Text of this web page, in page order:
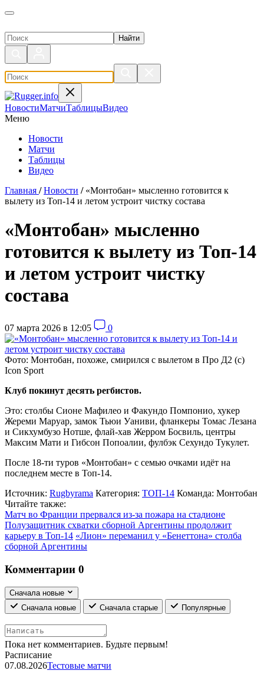
Поиск по сайту
НовостиМатчиТаблицыВидео
Меню
Новости
Матчи
Таблицы
Видео
Главная / Новости / «Монтобан» мысленно готовится к
вылету из Топ-14 и летом устроит чистку состава
«Монтобан» мысленно
готовится к вылету из Топ-14
и летом устроит чистку
состава
07 марта 2026 в 12:05 0
Фото: Монтобан, похоже, смирился с вылетом в Про Д2 (c)
Icon Sport
Клуб покинут десять регбистов.
Это: столбы Сионе Мафилео и Факундо Помпонио, хукер
Жереми Маруар, замок Тьюи Уаниви, фланкеры Томас Лезана
и Сикхумбузо Нотше, флай-хав Жерром Босвиль, центры
Максим Мати и Гибсон Попоалии, фулбэк Сехундо Тукулет.
После 18-ти туров «Монтобан» с семью очками идёт на
последнем месте в Топ-14.
Источник: Rugbyrama Категория: ТОП-14 Команда: Монтобан
Читайте также:
Матч во Франции прервался из-за пожара на стадионе
Полузащитник схватки сборной Аргентины продолжит
карьеру в Топ-14 «Лион» переманил у «Бенеттона» столба
сборной Аргентины
Комментарии 0
Сначала новые
Сначала новые
Сначала старые Популярные
Пока нет комментариев. Будьте первым!
Расписание
07.08.2026Тестовые матчи